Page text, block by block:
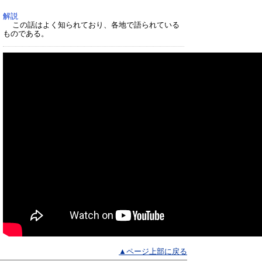
解説
この話はよく知られており、各地で語られている
ものである。
▲ページ上部に戻る